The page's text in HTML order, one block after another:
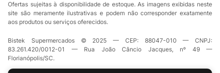
Ofertas sujeitas à disponibilidade de estoque. As imagens exibidas neste
site são meramente ilustrativas e podem não corresponder exatamente
aos produtos ou serviços oferecidos.
Bistek Supermercados © 2025 — CEP: 88047-010 — CNPJ:
83.261.420/0012-01 — Rua João Câncio Jacques, nº 49 —
Florianópolis/SC.